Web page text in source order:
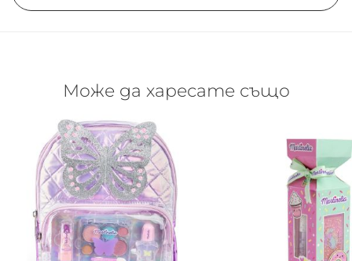
Може да харесате също